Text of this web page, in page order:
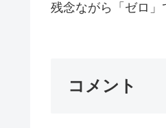
残念ながら「ゼロ」
コメント